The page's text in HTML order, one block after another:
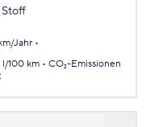
Stoff
Jahr
l/100 km
CO₂-Emissionen